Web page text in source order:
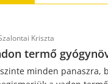
Kriszta
termő
minden panaszra,